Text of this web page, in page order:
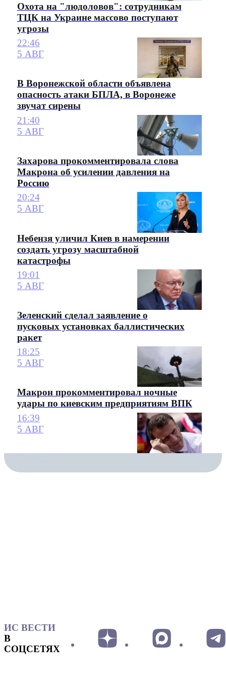
Охота на "людоловов": сотрудникам
ТЦК на Украине массово поступают
угрозы
22:46
5 АВГ
В Воронежской области объявлена
опасность атаки БПЛА, в Воронеже
звучат сирены
21:40
5 АВГ
Захарова прокомментировала слова
Макрона об усилении давления на
Россию
20:24
5 АВГ
Небензя уличил Киев в намерении
создать угрозу масштабной
катастрофы
19:01
5 АВГ
Зеленский сделал заявление о
пусковых установках баллистических
ракет
18:25
5 АВГ
Макрон прокомментировал ночные
удары по киевским предприятиям ВПК
16:39
5 АВГ
ИС ВЕСТИ
В
СОЦСЕТЯХ